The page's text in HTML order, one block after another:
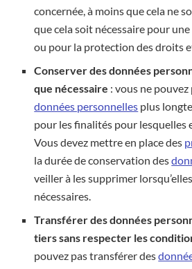
concernée, à moins que cela ne
que cela soit nécessaire pour
ou pour la protection des droits
Conserver des données
que nécessaire : vous ne
données personnelles plus
pour les finalités pour lesquelles
Vous devez mettre en place des
la durée de conservation des
veiller à les supprimer
nécessaires.
Transférer des données
tiers sans respecter les
pouvez pas transférer des